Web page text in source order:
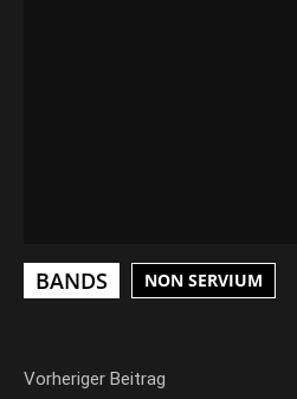
BANDS NON SERVIUM
Vorheriger Beitrag